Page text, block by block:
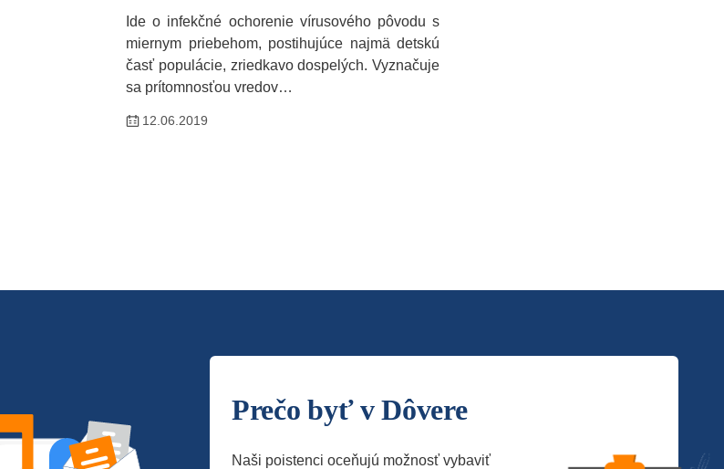
Ide o infekčné ochorenie vírusového pôvodu s
miernym priebehom, postihujúce najmä detskú
časť populácie, zriedkavo dospelých. Vyznačuje
sa prítomnosťou vredov…
12.06.2019
Prečo byť v Dôvere
Naši poistenci oceňujú možnosť vybaviť